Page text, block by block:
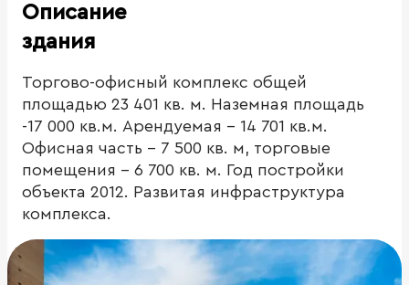
Описание
здания
Торгово-офисный комплекс общей
площадью 23 401 кв. м. Наземная площадь
-17 000 кв.м. Арендуемая - 14 701 кв.м.
Офисная часть - 7 500 кв. м, торговые
помещения - 6 700 кв. м. Год постройки
объекта 2012. Развитая инфраструктура
комплекса.